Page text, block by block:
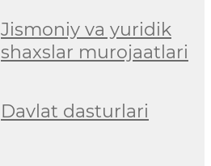
Jismoniy va yuridik
shaxslar murojaatlari
Davlat dasturlari